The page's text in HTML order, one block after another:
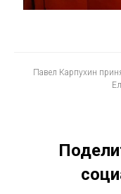
Павел Карпухин